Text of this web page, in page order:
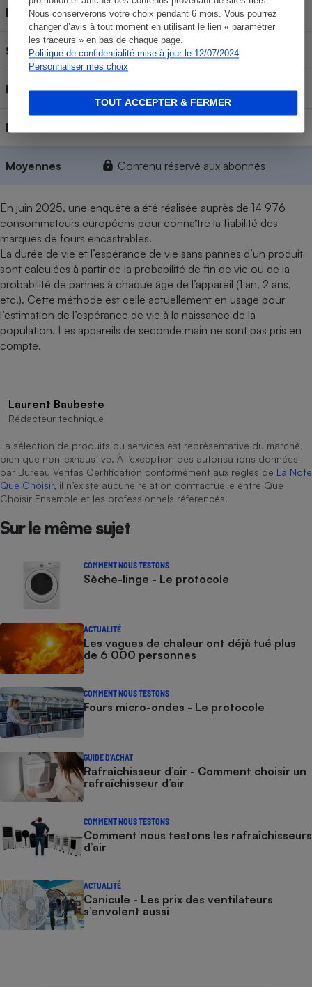
Nous conserverons votre choix pendant 6 mois. Vous pourrez
changer d’avis à tout moment en utilisant le lien « paramétrer
les traceurs » en bas de chaque page.
Politique de confidentialité mise à jour le 12/07/2024
Personnaliser mes choix
TOUT ACCEPTER & FERMER
Faure Contenu réservé aux abonnés
Samsung Contenu réservé aux abonnés
Rosières Contenu réservé aux abonnés
Beko
Moyennes Contenu réservé aux abonnés
En juin 2025, une enquête a été réalisée auprès de 14 976
consommateurs européens pour connaître la fiabilité des
marques de fours encastrables.
La durée de vie et l’espérance de vie sans pannes d’un produit
sont calculées à partir de la probabilité de fin de vie ou de la
probabilité de pannes à chaque âge de l’appareil (1 an, 2 ans,
etc.). Cette méthode est celle actuellement en usage pour
l’estimation de l’espérance de vie à la naissance de la
population. Les appareils de seconde main ne sont pas pris en
compte.
Laurent Baubeste
Rédacteur technique
La sélection de produits ou services est représentative du marché,
bien que non-exhaustive. À l’exception des autorisations données
par Bureau Veritas Certification conformément aux règles de La Note
Que Choisir, il n’existe aucune relation contractuelle entre Que
Choisir Ensemble et les professionnels référencés.
Sur le même sujet
COMMENT NOUS TESTONS
Sèche-linge - Le protocole
ACTUALITÉ
Les vagues de chaleur ont déjà tué plus
de 6 000 personnes
COMMENT NOUS TESTONS
Fours micro-ondes - Le protocole
GUIDE D'ACHAT
Rafraîchisseur d’air - Comment choisir un
rafraîchisseur d’air
COMMENT NOUS TESTONS
Comment nous testons les rafraîchisseurs
d’air
ACTUALITÉ
Canicule - Les prix des ventilateurs
s’envolent aussi